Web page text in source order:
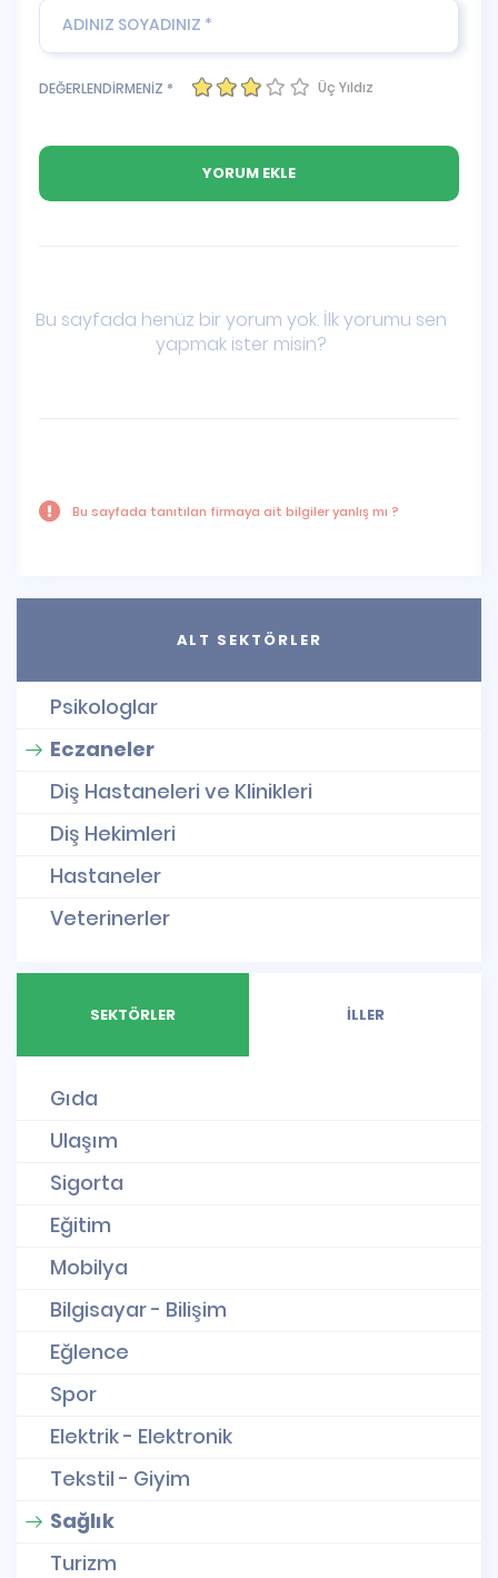
DEĞERLENDİRMENİZ * Üç Yıldız
Bu sayfada henüz bir yorum yok. İlk yorumu sen
yapmak ister misin?
Bu sayfada tanıtılan firmaya ait bilgiler yanlış mı ?
ALT SEKTÖRLER
Psikologlar
Eczaneler
Diş Hastaneleri ve Klinikleri
Diş Hekimleri
Hastaneler
Veterinerler
SEKTÖRLER İLLER
Gıda
Ulaşım
Sigorta
Eğitim
Mobilya
Bilgisayar - Bilişim
Eğlence
Spor
Elektrik - Elektronik
Tekstil - Giyim
Sağlık
Turizm